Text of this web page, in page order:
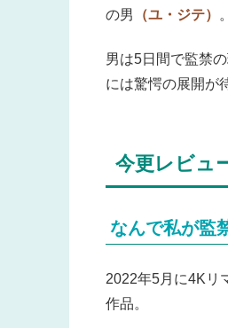
の男
（ユ・ジテ） 。
男は5日間で監禁
には驚愕の展開が
今更レビュ
なんで私が監
2022年5月に4Kリ
作品。